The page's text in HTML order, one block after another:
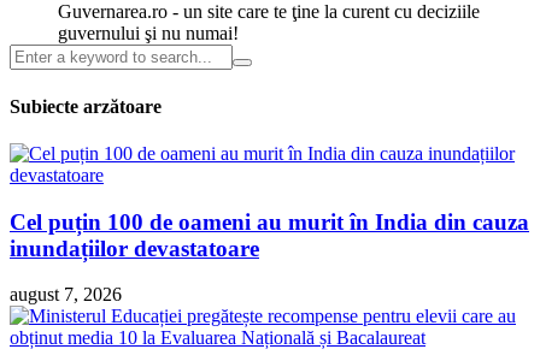
Guvernarea.ro - un site care te ţine la curent cu deciziile
guvernului şi nu numai!
Subiecte arzătoare
Cel puțin 100 de oameni au murit în India din cauza
inundațiilor devastatoare
august 7, 2026